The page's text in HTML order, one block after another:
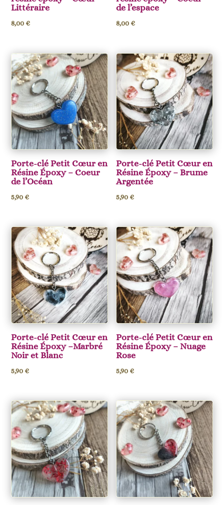
Littéraire
8,00 €
de l’espace
8,00 €
Porte-clé Petit Cœur en
Résine Époxy – Coeur
de l’Océan
5,90 €
Porte-clé Petit Cœur en
Résine Époxy – Brume
Argentée
5,90 €
Porte-clé Petit Cœur en
Résine Époxy –Marbré
Noir et Blanc
5,90 €
Porte-clé Petit Cœur en
Résine Époxy – Nuage
Rose
5,90 €